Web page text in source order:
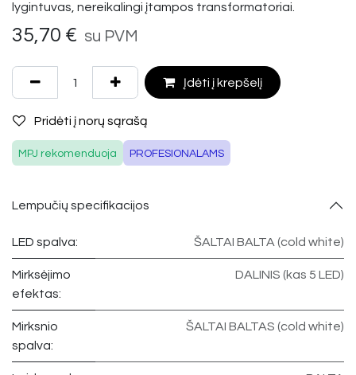
lygintuvas, nereikalingi įtampos transformatoriai.
35,70 € su PVM
Įdėti į krepšelį
Pridėti į norų sąrašą
MPJ rekomenduoja PROFESIONALAMS
Lempučių specifikacijos
LED spalva: ŠALTAI BALTA (cold white)
Mirksėjimo
efektas:
DALINIS (kas 5 LED)
Mirksnio
spalva:
ŠALTAI BALTAS (cold white)